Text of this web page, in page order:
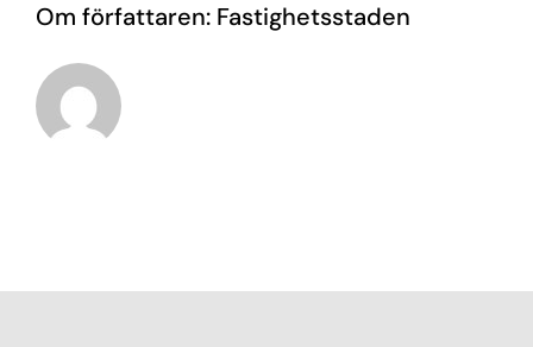
Om författaren: Fastighetsstaden